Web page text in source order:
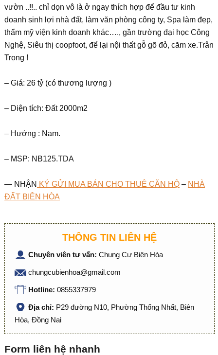
vườn ..!!.. chỉ dọn vô là ở ngay thích hợp để đầu tư kinh
doanh sinh lợi nhà đất, làm văn phòng công ty, Spa làm đẹp,
thẩm mỹ viện kinh doanh khác…., gần trường đại học Công
Nghệ, Siêu thị coopfoot, để lại nội thất gỗ gõ đỏ, căm xe.Trân
Trọng !
– Giá: 26 tỷ (có thương lượng )
– Diện tích: Đất 2000m2
– Hướng : Nam.
– MSP: NB125.TDA
— NHẬN KÝ GỬI MUA BÁN CHO THUÊ CĂN HỘ– NHÀ
ĐẤT BIÊN HÒA
THÔNG TIN LIÊN HỆ
Chuyên viên tư vấn: Chung Cư Biên Hòa
chungcubienhoa@gmail.com
Hotline: 0855337979
Địa chỉ: P29 đường N10, Phường Thống Nhất, Biên
Hòa, Đồng Nai
Form liên hệ nhanh